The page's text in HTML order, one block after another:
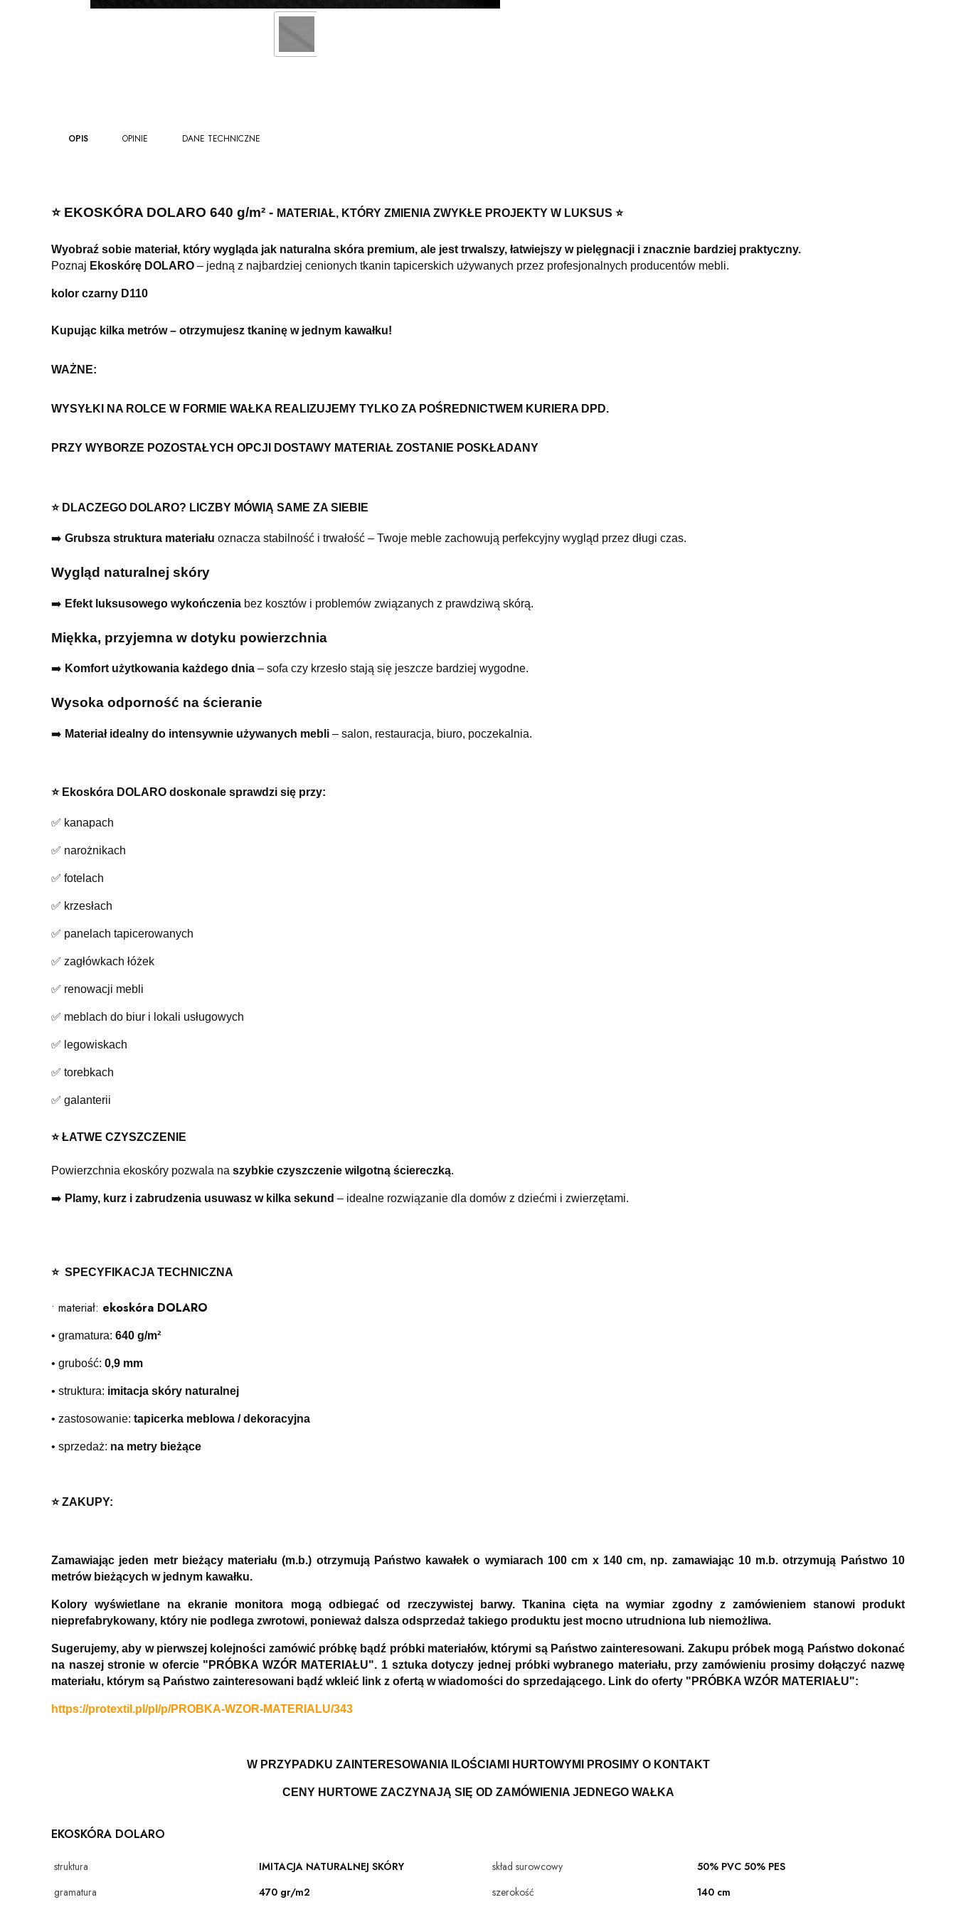
OPIS OPINIE DANE TECHNICZNE
⭐️ EKOSKÓRA DOLARO 640 g/m² - MATERIAŁ, KTÓRY ZMIENIA ZWYKŁE PROJEKTY W LUKSUS ⭐️
Wyobraź sobie materiał, który wygląda jak naturalna skóra premium, ale jest trwalszy, łatwiejszy w pielęgnacji i znacznie bardziej praktyczny.
Poznaj Ekoskórę DOLARO – jedną z najbardziej cenionych tkanin tapicerskich używanych przez profesjonalnych producentów mebli.
kolor czarny D110
Kupując kilka metrów – otrzymujesz tkaninę w jednym kawałku!
WAŻNE:
WYSYŁKI NA ROLCE W FORMIE WAŁKA REALIZUJEMY TYLKO ZA POŚREDNICTWEM KURIERA DPD.
PRZY WYBORZE POZOSTAŁYCH OPCJI DOSTAWY MATERIAŁ ZOSTANIE POSKŁADANY
⭐ DLACZEGO DOLARO? LICZBY MÓWIĄ SAME ZA SIEBIE
➡️ Grubsza struktura materiału oznacza stabilność i trwałość – Twoje meble zachowują perfekcyjny wygląd przez długi czas.
Wygląd naturalnej skóry
➡️ Efekt luksusowego wykończenia bez kosztów i problemów związanych z prawdziwą skórą.
Miękka, przyjemna w dotyku powierzchnia
➡️ Komfort użytkowania każdego dnia – sofa czy krzesło stają się jeszcze bardziej wygodne.
Wysoka odporność na ścieranie
➡️ Materiał idealny do intensywnie używanych mebli – salon, restauracja, biuro, poczekalnia.
⭐️ Ekoskóra DOLARO doskonale sprawdzi się przy:
✅ kanapach
✅ narożnikach
✅ fotelach
✅ krzesłach
✅ panelach tapicerowanych
✅ zagłówkach łóżek
✅ renowacji mebli
✅ meblach do biur i lokali usługowych
✅ legowiskach
✅ torebkach
✅ galanterii
⭐️ ŁATWE CZYSZCZENIE
Powierzchnia ekoskóry pozwala na szybkie czyszczenie wilgotną ściereczką.
➡️ Plamy, kurz i zabrudzenia usuwasz w kilka sekund – idealne rozwiązanie dla domów z dziećmi i zwierzętami.
⭐️ SPECYFIKACJA TECHNICZNA
• materiał: ekoskóra DOLARO
• gramatura: 640 g/m²
• grubość: 0,9 mm
• struktura: imitacja skóry naturalnej
• zastosowanie: tapicerka meblowa / dekoracyjna
• sprzedaż: na metry bieżące
⭐️ ZAKUPY:
Zamawiając jeden metr bieżący materiału (m.b.) otrzymują Państwo kawałek o wymiarach 100 cm x 140 cm, np. zamawiając 10 m.b. otrzymują Państwo 10
metrów bieżących w jednym kawałku.
Kolory wyświetlane na ekranie monitora mogą odbiegać od rzeczywistej barwy. Tkanina cięta na wymiar zgodny z zamówieniem stanowi produkt
nieprefabrykowany, który nie podlega zwrotowi, ponieważ dalsza odsprzedaż takiego produktu jest mocno utrudniona lub niemożliwa.
Sugerujemy, aby w pierwszej kolejności zamówić próbkę bądź próbki materiałów, którymi są Państwo zainteresowani. Zakupu próbek mogą Państwo dokonać
na naszej stronie w ofercie "PRÓBKA WZÓR MATERIAŁU". 1 sztuka dotyczy jednej próbki wybranego materiału, przy zamówieniu prosimy dołączyć nazwę
materiału, którym są Państwo zainteresowani bądź wkleić link z ofertą w wiadomości do sprzedającego. Link do oferty "PRÓBKA WZÓR MATERIAŁU":
https://protextil.pl/pl/p/PROBKA-WZOR-MATERIALU/343
W PRZYPADKU ZAINTERESOWANIA ILOŚCIAMI HURTOWYMI PROSIMY O KONTAKT
CENY HURTOWE ZACZYNAJĄ SIĘ OD ZAMÓWIENIA JEDNEGO WAŁKA
EKOSKÓRA DOLARO
struktura IMITACJA NATURALNEJ SKÓRY skład surowcowy
50% PVC 50% PES
gramatura
470 gr/m2 szerokość 140 cm